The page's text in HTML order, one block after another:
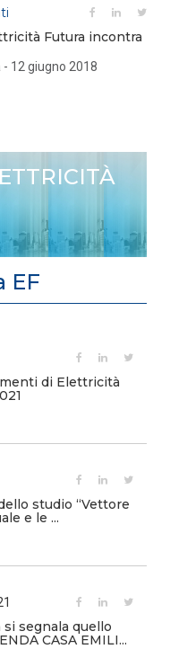
Futura incontra
12 giugno 2018
EF
di Elettricità
studio “Vettore
e le ...
segnala quello
CASA EMILI...